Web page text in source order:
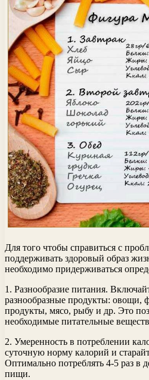
Для того чтобы справиться с
поддерживать здоровый образ
необходимо придерживаться
1. Разнообразие питания.
разнообразные продукты: овощи,
продукты, мясо, рыбу и др. Это
необходимые питательные
2. Умеренность в потреблении
суточную норму калорий и
Оптимально потреблять 4-5 раз в
пищи.